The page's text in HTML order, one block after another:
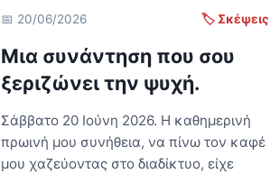
📅 20/06/2026 🏷️ Σκέψεις
Μια συνάντηση που σου
ξεριζώνει την ψυχή.
Σάββατο 20 Ιούνη 2026. Η καθημερινή
πρωινή μου συνήθεια, να πίνω τον καφέ
μου χαζεύοντας στο διαδίκτυο, είχε